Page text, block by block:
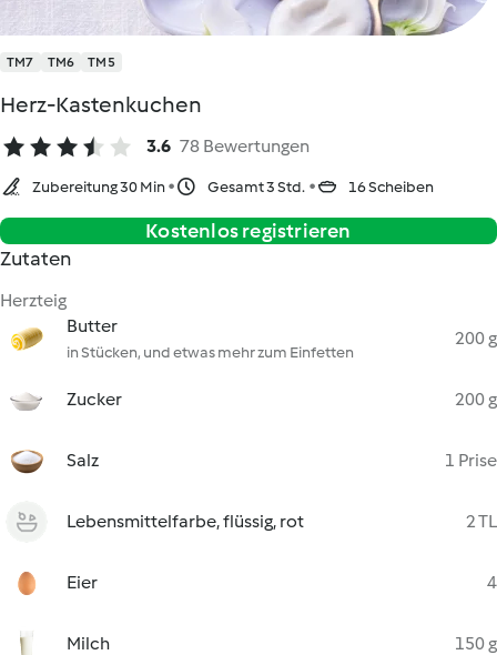
TM7 TM6 TM5
Herz-Kastenkuchen
3.6 78 Bewertungen
Zubereitung 30 Min Gesamt 3 Std. 16 Scheiben
Kostenlos registrieren
Zutaten
Herzteig
Butter
in Stücken, und etwas mehr zum Einfetten
200 g
Zucker 200 g
Salz 1 Prise
Lebensmittelfarbe, flüssig, rot 2 TL
Eier 4
Milch 150 g